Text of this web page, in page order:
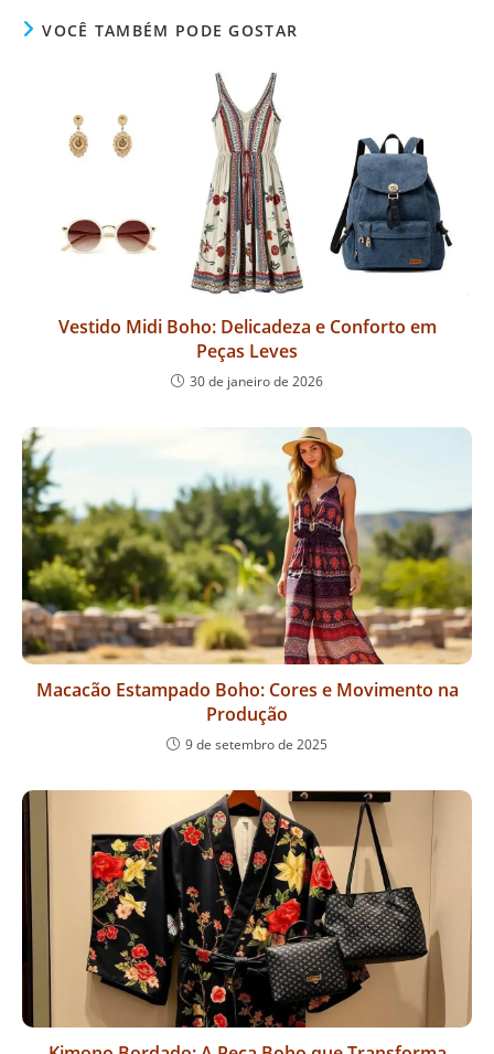
VOCÊ TAMBÉM PODE GOSTAR
Vestido Midi Boho: Delicadeza e Conforto em
Peças Leves
30 de janeiro de 2026
Macacão Estampado Boho: Cores e Movimento na
Produção
9 de setembro de 2025